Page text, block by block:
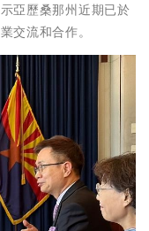
亞歷桑那州近期已於
交流和合作。